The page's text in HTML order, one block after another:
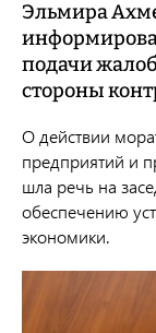
Эльмира
подачи
стороны
О действии
предприятий и
шла речь на
обеспечению
экономики.